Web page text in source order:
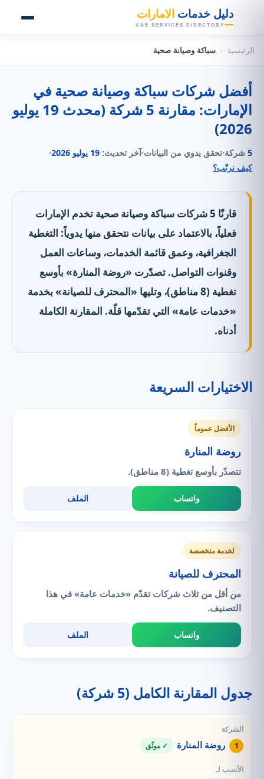
دليل خدمات الامارات
UAE SERVICES DIRECTORY
الرئيسية ‹ سباكة وصيانة صحية
أفضل شركات سباكة وصيانة صحية في
الإمارات: مقارنة 5 شركة (محدث 19 يوليو
2026)
5 شركة·تحقق يدوي من البيانات·آخر تحديث: 19 يوليو 2026
·
كيف نرتّب؟
قارنّا 5 شركات سباكة وصيانة صحية تخدم الإمارات
فعلياً، بالاعتماد على بيانات نتحقق منها يدوياً: التغطية
الجغرافية، وعمق قائمة الخدمات، وساعات العمل
وقنوات التواصل. تصدّرت «روضة المنارة» بأوسع
تغطية (8 مناطق)، وتليها «المحترف للصيانة» بخدمة
«خدمات عامة» التي تقدّمها قلّة. المقارنة الكاملة
أدناه.
الاختيارات السريعة
الأفضل عموماً
روضة المنارة
تتصدّر بأوسع تغطية (8 مناطق).
واتساب الملف
لخدمة متخصصة
المحترف للصيانة
من أقل من ثلاث شركات تقدّم «خدمات عامة» في هذا
التصنيف.
واتساب الملف
جدول المقارنة الكامل (5 شركة)
1 روضة المنارة ✓ موثّق